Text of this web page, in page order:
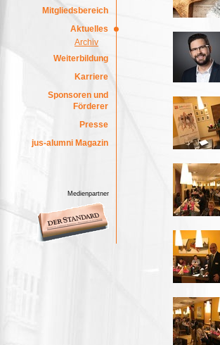
Mitgliedsbereich
Aktuelles
Archiv
Weiterbildung
Karriere
Sponsoren und
Förderer
Presse
jus-alumni Magazin
Medienpartner